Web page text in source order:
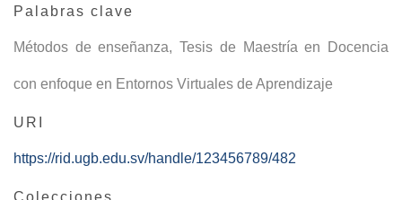
Palabras clave
Métodos de enseñanza, Tesis de Maestría en Docencia
con enfoque en Entornos Virtuales de Aprendizaje
URI
https://rid.ugb.edu.sv/handle/123456789/482
Colecciones